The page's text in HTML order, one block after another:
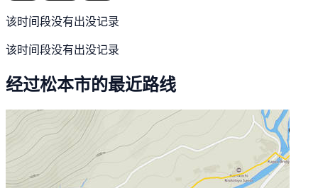
该时间段没有出没记录
该时间段没有出没记录
经过松本市的最近路线